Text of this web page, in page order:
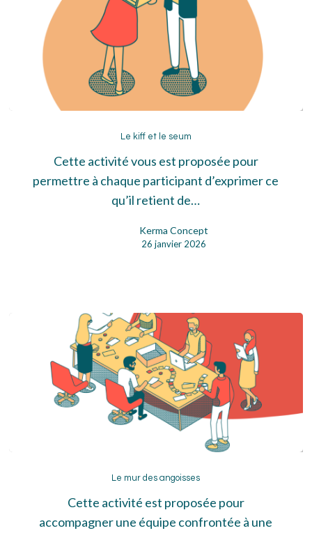
kiff
et
le
seum
Le kiff et le seum
Cette activité vous est proposée pour
permettre à chaque participant d’exprimer ce
qu’il retient de…
Kerma Concept
26 janvier 2026
mur
des
angoisses
Le mur des angoisses
Cette activité est proposée pour
accompagner une équipe confrontée à une